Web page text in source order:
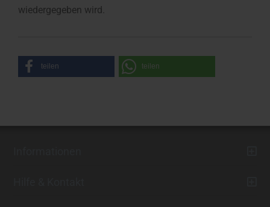
wiedergegeben wird.
teilen teilen